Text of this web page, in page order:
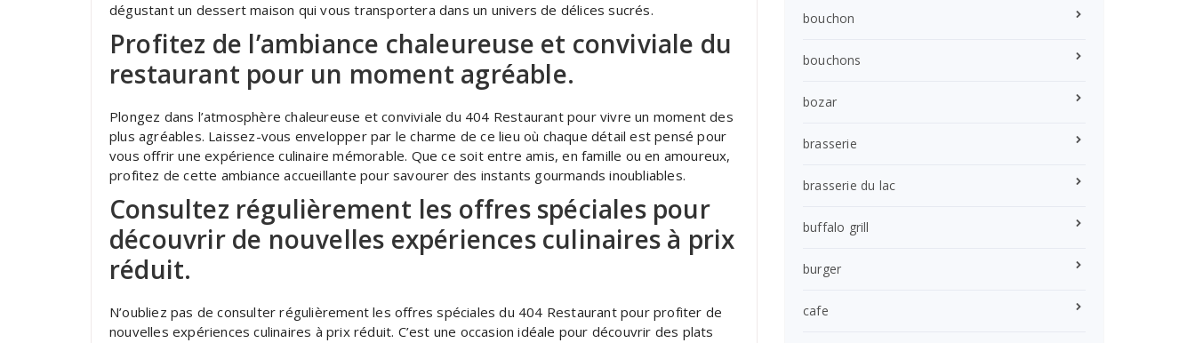
dégustant un dessert maison qui vous transportera dans un univers de délices sucrés.
Profitez de l’ambiance chaleureuse et conviviale du
restaurant pour un moment agréable.
Plongez dans l’atmosphère chaleureuse et conviviale du 404 Restaurant pour vivre un moment des
plus agréables. Laissez-vous envelopper par le charme de ce lieu où chaque détail est pensé pour
vous offrir une expérience culinaire mémorable. Que ce soit entre amis, en famille ou en amoureux,
profitez de cette ambiance accueillante pour savourer des instants gourmands inoubliables.
Consultez régulièrement les offres spéciales pour
découvrir de nouvelles expériences culinaires à prix
réduit.
N’oubliez pas de consulter régulièrement les offres spéciales du 404 Restaurant pour profiter de
nouvelles expériences culinaires à prix réduit. C’est une occasion idéale pour découvrir des plats
bouchon
bouchons
bozar
brasserie
brasserie du lac
buffalo grill
burger
cafe